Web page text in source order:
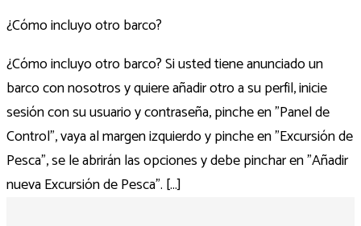
¿Cómo incluyo otro barco?
¿Cómo incluyo otro barco? Si usted tiene anunciado un
barco con nosotros y quiere añadir otro a su perfil, inicie
sesión con su usuario y contraseña, pinche en "Panel de
Control", vaya al margen izquierdo y pinche en "Excursión de
Pesca", se le abrirán las opciones y debe pinchar en "Añadir
nueva Excursión de Pesca". [...]